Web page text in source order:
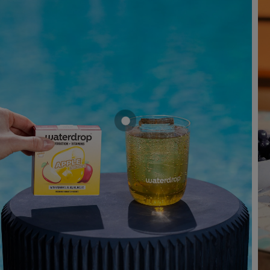
Mostra prodotto MELA